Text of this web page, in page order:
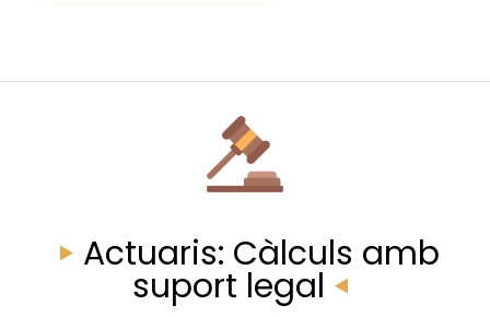
Actuaris: Càlculs amb
suport legal